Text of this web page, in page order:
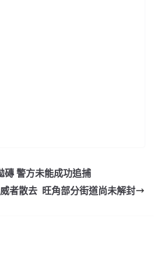
磚 警方未能成功追捕
者散去 旺角部分街道尚未解封